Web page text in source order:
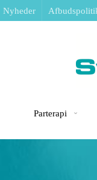
Nyheder
Parterapi